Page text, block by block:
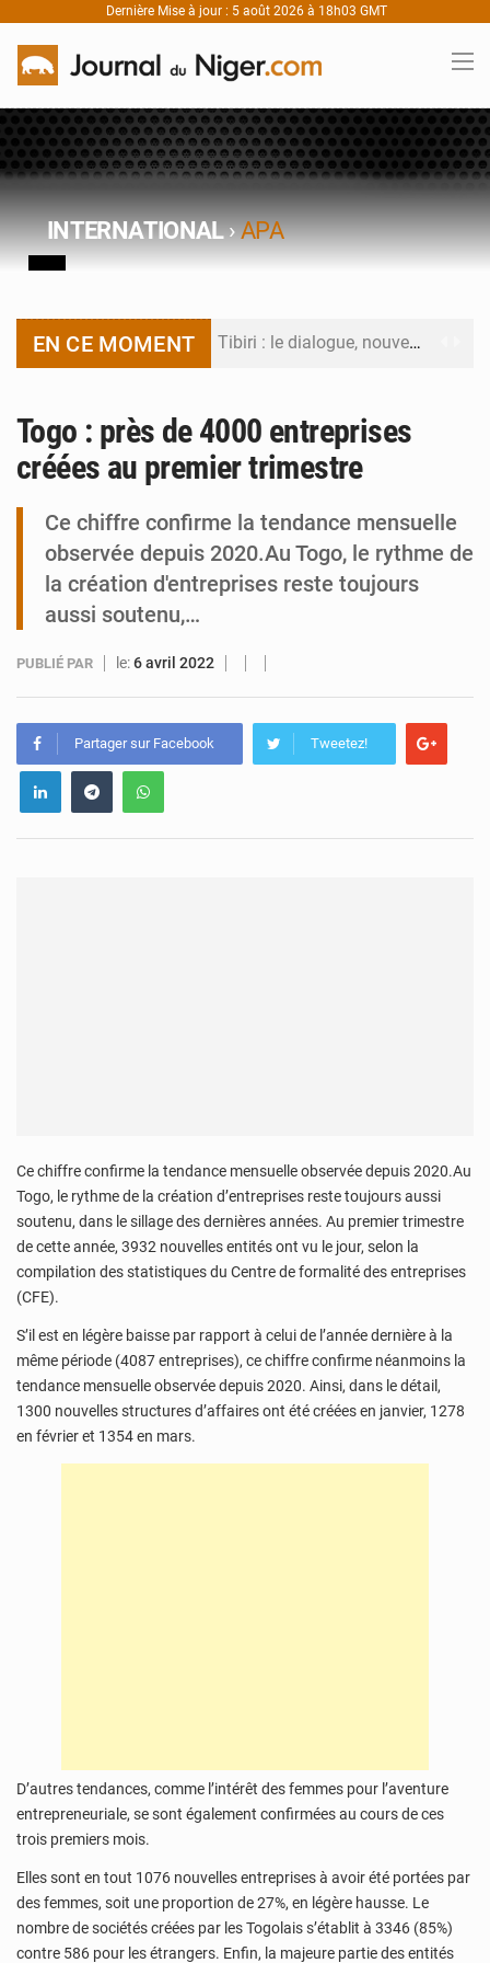
Dernière Mise à jour : 5 août 2026 à 18h03 GMT
INTERNATIONAL›APA
EN CE MOMENT Tibiri : le dialogue, nouveau terrain de jeu pour la paix
Niger : Abdoulaye Seydou en visite à la MCC de Malbaza
Arlit : La police d’Akokan démantèle deux réseaux criminels
Togo : près de 4000 entreprises
créées au premier trimestre
Ce chiffre confirme la tendance mensuelle
observée depuis 2020.Au Togo, le rythme de
la création d'entreprises reste toujours
aussi soutenu,…
PUBLIÉ PAR le:6 avril 2022
Partager sur Facebook Tweetez!
Ce chiffre confirme la tendance mensuelle observée depuis 2020.Au
Togo, le rythme de la création d’entreprises reste toujours aussi
soutenu, dans le sillage des dernières années. Au premier trimestre
de cette année, 3932 nouvelles entités ont vu le jour, selon la
compilation des statistiques du Centre de formalité des entreprises
(CFE).
S’il est en légère baisse par rapport à celui de l’année dernière à la
même période (4087 entreprises), ce chiffre confirme néanmoins la
tendance mensuelle observée depuis 2020. Ainsi, dans le détail,
1300 nouvelles structures d’affaires ont été créées en janvier, 1278
en février et 1354 en mars.
D’autres tendances, comme l’intérêt des femmes pour l’aventure
entrepreneuriale, se sont également confirmées au cours de ces
trois premiers mois.
Elles sont en tout 1076 nouvelles entreprises à avoir été portées par
des femmes, soit une proportion de 27%, en légère hausse. Le
nombre de sociétés créées par les Togolais s’établit à 3346 (85%)
contre 586 pour les étrangers. Enfin, la majeure partie des entités